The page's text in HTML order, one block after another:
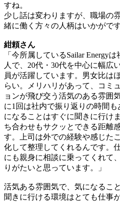
すね。
少し話は変わりますが、職場の
緒に働く方々の人柄はいかがで
紺頼さん
「今所属しているSailar Energyは
人で、20代・30代を中心に幅広
員が活躍しています。男女比は
らい。メリハリがあって、コミ
ョンが飛び交う活気のある雰囲
に1回は社内で振り返りの時間も
になることはすぐに聞きに行け
ち合わせもサクッとできる距離
す。上司は外での経験や感じた
化して整理してくれるんです。
にも親身に相談に乗ってくれて
りがたいと思っています。」
活気ある雰囲気で、気になるこ
聞きに行ける環境はとても仕事